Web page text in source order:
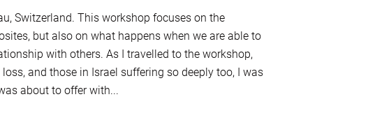
Switzerland. This workshop focuses on the
but also on what happens when we are able to
with others. As I travelled to the workshop,
and those in Israel suffering so deeply too, I was
about to offer with...